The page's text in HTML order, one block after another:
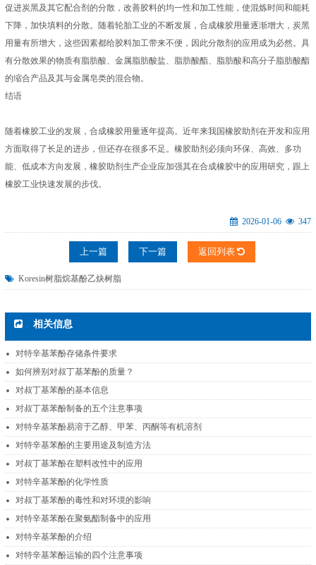
促进炭黑及其它配合剂的分散，改善胶料的均一性和加工性能，使混炼时间和能耗
下降，加快填料的分散。随着轮胎工业的不断发展，合成橡胶用量逐渐增大，炭黑
用量有所增大，这些因素都给胶料加工带来不便，因此分散剂的应用成为必然。具
有分散效果的物质有脂肪酸、金属脂肪酸盐、脂肪酸酯、脂肪酸和高分子脂肪酸酯
的缩合产品及其与金属皂类的混合物。
结语
随着橡胶工业的发展，合成橡胶用量逐年提高。近年来我国橡胶助剂在开发和应用
方面取得了长足的进步，但还存在很多不足。橡胶助剂必须向环保、高效、多功
能、低成本方向发展，橡胶助剂生产企业应加强其在合成橡胶中的应用研究，跟上
橡胶工业快速发展的步伐。
2026-01-06 347
上一篇 下一篇 返回列表
Koresin树脂烷基酚乙炔树脂
相关信息
对特辛基苯酚存储条件要求
如何辨别对叔丁基苯酚的质量？
对叔丁基苯酚的基本信息
对叔丁基苯酚制备的五个注意事项
对特辛基苯酚易溶于乙醇、甲苯、丙酮等有机溶剂
对特辛基苯酚的主要用途及制造方法
对叔丁基苯酚在塑料改性中的应用
对特辛基苯酚的化学性质
对叔丁基苯酚的毒性和对环境的影响
对特辛基苯酚在聚氨酯制备中的应用
对特辛基苯酚的介绍
对特辛基苯酚运输的四个注意事项